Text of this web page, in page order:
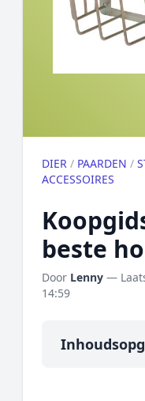
DIER / PAARDEN /
ACCESSOIRES
beste
Door Lenny —
14:59